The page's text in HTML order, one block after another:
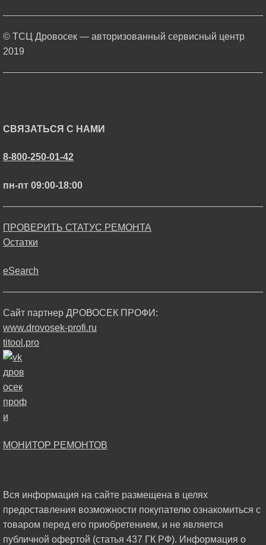
© ТСЦ Дровосек — авторизованный сервисный центр
2019
СВЯЗАТЬСЯ С НАМИ
8-800-250-01-42
пн-пт 09:00-18:00
ПРОВЕРИТЬ СТАТУС РЕМОНТА
Остатки
eSearch
Сайт партнер ДРОВОСЕК ПРОФИ:
www.drovosek-profi.ru
titool.pro
МОНИТОР РЕМОНТОВ
Вся информация на сайте размещена в целях
предоставления возможности покупателю ознакомиться с
товаром перед его приобретением, и не является
публичной офертой (статья 437 ГК РФ). Информация о